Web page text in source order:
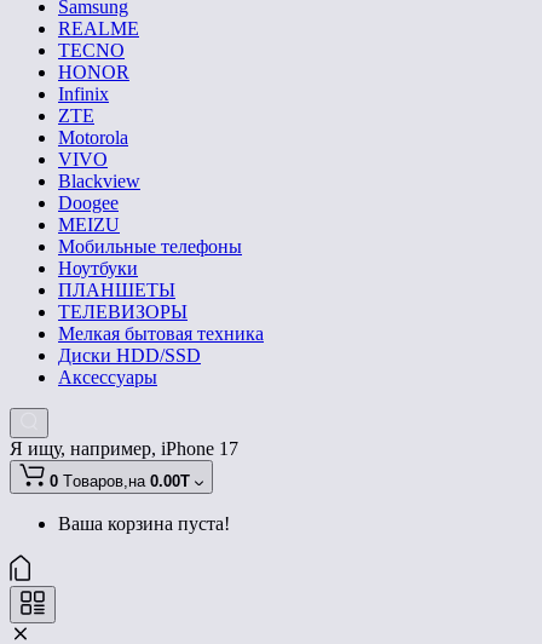
Samsung
REALME
TECNO
HONOR
Infinix
ZTE
Motorola
VIVO
Blackview
Doogee
MEIZU
Мобильные телефоны
Ноутбуки
ПЛАНШЕТЫ
ТЕЛЕВИЗОРЫ
Мелкая бытовая техника
Диски HDD/SSD
Аксессуары
Я ищу, например, iPhone 17
0 Tоваров,на 0.00T
Ваша корзина пуста!